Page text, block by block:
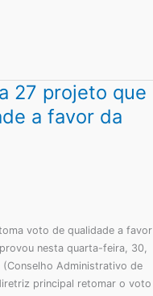
27 projeto que
a favor da
voto de qualidade a favor
nesta quarta-feira, 30,
Administrativo de
principal retomar o voto